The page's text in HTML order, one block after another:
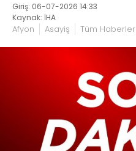
Giriş: 06-07-2026 14:33
Kaynak: İHA
Afyon Asayiş Tüm Haberler